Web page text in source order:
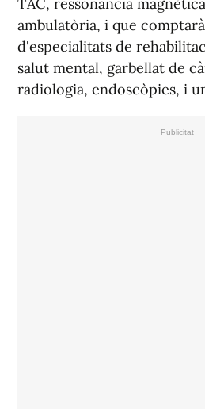
ambulatòria, i que
d'especialitats de
salut mental, garbellat de
radiologia, endoscòpies, i